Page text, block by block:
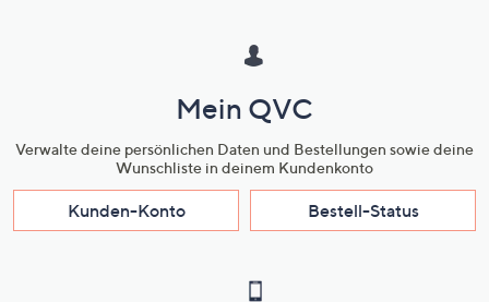
Mein QVC
Verwalte deine persönlichen Daten und Bestellungen sowie deine
Wunschliste in deinem Kundenkonto
Kunden-Konto Bestell-Status